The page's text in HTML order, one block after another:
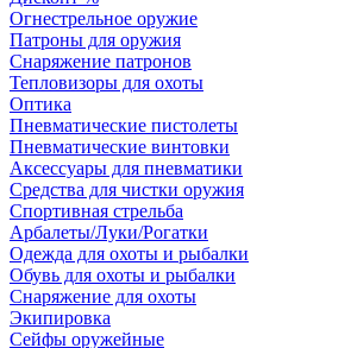
Огнестрельное оружие
Патроны для оружия
Снаряжение патронов
Тепловизоры для охоты
Оптика
Пневматические пистолеты
Пневматические винтовки
Аксессуары для пневматики
Средства для чистки оружия
Спортивная стрельба
Арбалеты/Луки/Рогатки
Одежда для охоты и рыбалки
Обувь для охоты и рыбалки
Снаряжение для охоты
Экипировка
Сейфы оружейные